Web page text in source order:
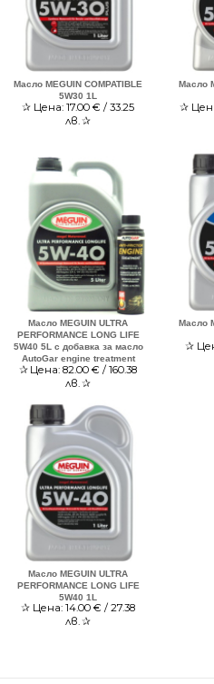
Масло MEGUIN COMPATIBLE
5W30 1L
✰ Цена: 17.00€ / 33.25
лв.✰
Масло
✰
Масло MEGUIN ULTRA
PERFORMANCE LONG LIFE
5W40 5L с добавка за масло
AutoGar engine treatment
✰ Цена:82.00 € / 160.38
лв. ✰
Масло
✰
Масло MEGUIN ULTRA
PERFORMANCE LONG LIFE
5W40 1L
✰ Цена: 14.00€ / 27.38
лв.✰